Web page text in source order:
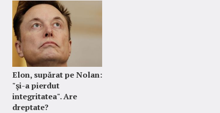
Elon, supărat pe Nolan:
"şi-a pierdut
integritatea". Are
dreptate?